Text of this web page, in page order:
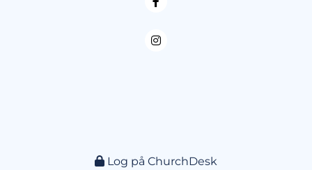
Log på ChurchDesk